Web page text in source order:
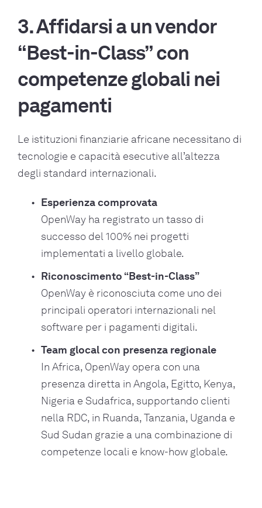
3. Affidarsi a un vendor
“Best-in-Class” con
competenze globali nei
pagamenti
Le istituzioni finanziarie africane necessitano di
tecnologie e capacità esecutive all’altezza
degli standard internazionali.
Esperienza comprovata
OpenWay ha registrato un tasso di
successo del 100% nei progetti
implementati a livello globale.
Riconoscimento “Best-in-Class”
OpenWay è riconosciuta come uno dei
principali operatori internazionali nel
software per i pagamenti digitali.
Team glocal con presenza regionale
In Africa, OpenWay opera con una
presenza diretta in Angola, Egitto, Kenya,
Nigeria e Sudafrica, supportando clienti
nella RDC, in Ruanda, Tanzania, Uganda e
Sud Sudan grazie a una combinazione di
competenze locali e know-how globale.